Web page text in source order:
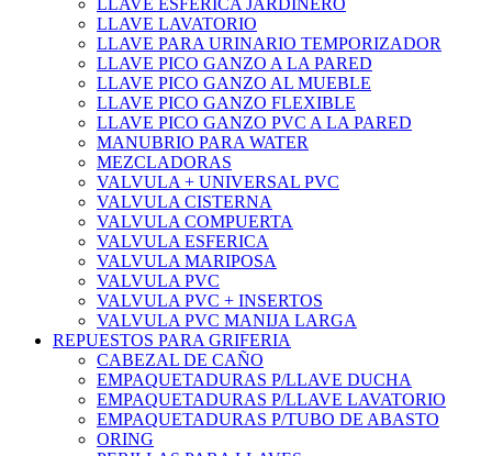
LLAVE ESFERICA JARDINERO
LLAVE LAVATORIO
LLAVE PARA URINARIO TEMPORIZADOR
LLAVE PICO GANZO A LA PARED
LLAVE PICO GANZO AL MUEBLE
LLAVE PICO GANZO FLEXIBLE
LLAVE PICO GANZO PVC A LA PARED
MANUBRIO PARA WATER
MEZCLADORAS
VALVULA + UNIVERSAL PVC
VALVULA CISTERNA
VALVULA COMPUERTA
VALVULA ESFERICA
VALVULA MARIPOSA
VALVULA PVC
VALVULA PVC + INSERTOS
VALVULA PVC MANIJA LARGA
REPUESTOS PARA GRIFERIA
CABEZAL DE CAÑO
EMPAQUETADURAS P/LLAVE DUCHA
EMPAQUETADURAS P/LLAVE LAVATORIO
EMPAQUETADURAS P/TUBO DE ABASTO
ORING